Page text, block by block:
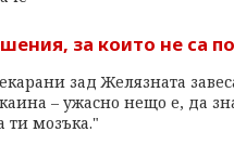
за които не са
зад Желязната
– ужасно нещо е, да
ти мозъка."